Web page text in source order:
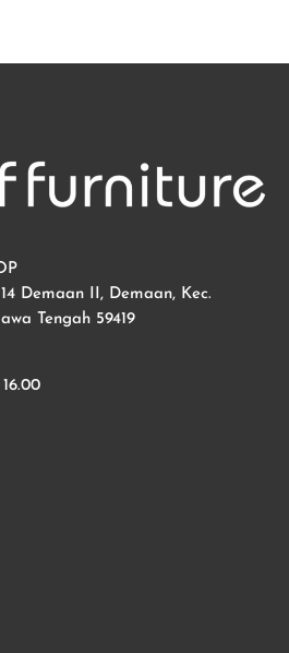
Demaan II, Demaan, Kec.
Tengah 59419